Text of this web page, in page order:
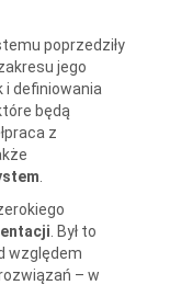
poprzedziły
jego
i definiowania
będą
z
. Był to
względem
– w